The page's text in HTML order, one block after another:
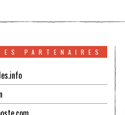
PARTENAIRES